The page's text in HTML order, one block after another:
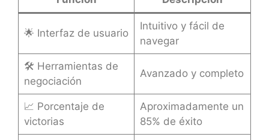
🌟 Interfaz de usuario
Intuitivo y fácil de
navegar
🛠️ Herramientas de
negociación
Avanzado y completo
📈 Porcentaje de
victorias
Aproximadamente un
85% de éxito